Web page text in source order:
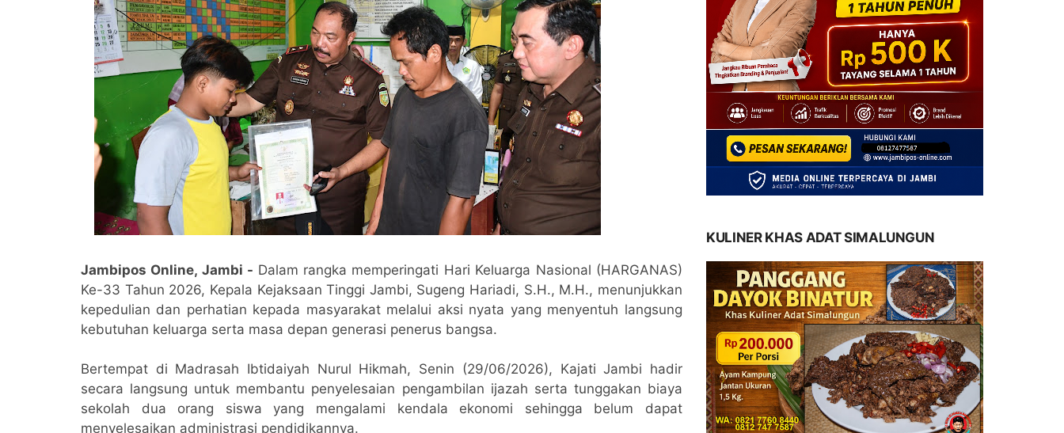
Jambipos Online, Jambi - Dalam rangka memperingati Hari Keluarga Nasional (HARGANAS)
Ke-33 Tahun 2026, Kepala Kejaksaan Tinggi Jambi, Sugeng Hariadi, S.H., M.H., menunjukkan
kepedulian dan perhatian kepada masyarakat melalui aksi nyata yang menyentuh langsung
kebutuhan keluarga serta masa depan generasi penerus bangsa.
Bertempat di Madrasah Ibtidaiyah Nurul Hikmah, Senin (29/06/2026), Kajati Jambi hadir
secara langsung untuk membantu penyelesaian pengambilan ijazah serta tunggakan biaya
sekolah dua orang siswa yang mengalami kendala ekonomi sehingga belum dapat
menyelesaikan administrasi pendidikannya.
KULINER KHAS ADAT SIMALUNGUN